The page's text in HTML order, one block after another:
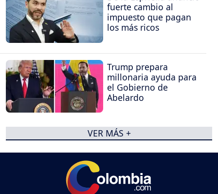
fuerte cambio al
impuesto que pagan
los más ricos
Trump prepara
millonaria ayuda para
el Gobierno de
Abelardo
VER MÁS +